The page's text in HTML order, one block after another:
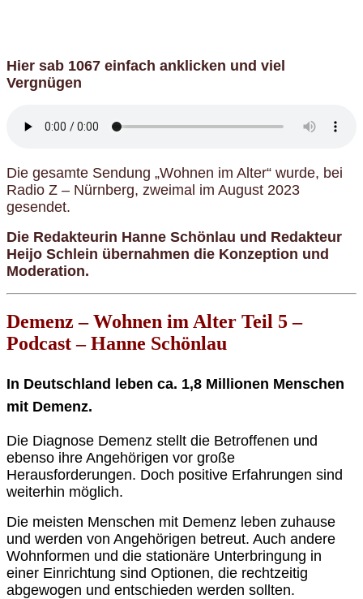
Hier sab 1067 einfach anklicken und viel
Vergnügen
Die gesamte Sendung „Wohnen im Alter“ wurde, bei
Radio Z – Nürnberg, zweimal im August 2023
gesendet.
Die Redakteurin Hanne Schönlau und Redakteur
Heijo Schlein übernahmen die Konzeption und
Moderation.
Demenz – Wohnen im Alter Teil 5 –
Podcast – Hanne Schönlau
In Deutschland leben ca. 1,8 Millionen Menschen
mit Demenz.
Die Diagnose Demenz stellt die Betroffenen und
ebenso ihre Angehörigen vor große
Herausforderungen. Doch positive Erfahrungen sind
weiterhin möglich.
Die meisten Menschen mit Demenz leben zuhause
und werden von Angehörigen betreut. Auch andere
Wohnformen und die stationäre Unterbringung in
einer Einrichtung sind Optionen, die rechtzeitig
abgewogen und entschieden werden sollten.